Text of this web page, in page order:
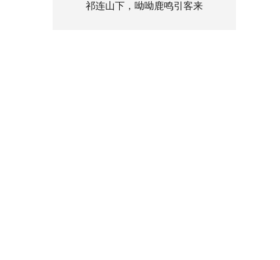
祁连山下，呦呦鹿鸣引客来